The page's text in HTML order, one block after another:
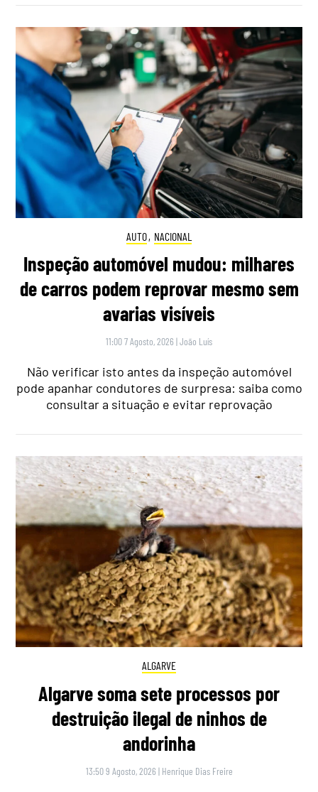
AUTO, NACIONAL
Inspeção automóvel mudou: milhares
de carros podem reprovar mesmo sem
avarias visíveis
11:00 7 Agosto, 2026 |João Luís
Não verificar isto antes da inspeção automóvel
pode apanhar condutores de surpresa: saiba como
consultar a situação e evitar reprovação
ALGARVE
Algarve soma sete processos por
destruição ilegal de ninhos de
andorinha
13:50 9 Agosto, 2026 | Henrique Dias Freire